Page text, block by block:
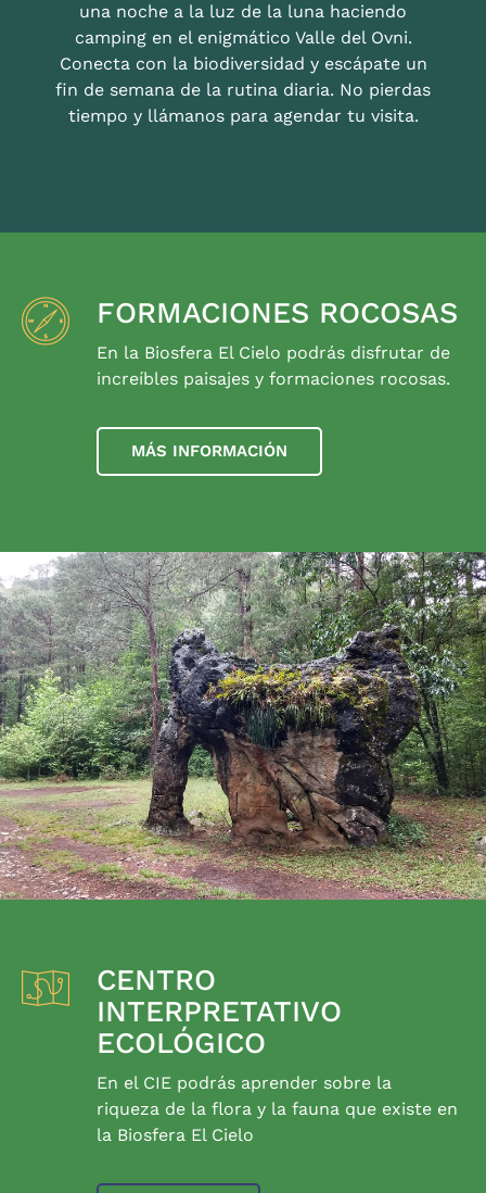
una noche a la luz de la luna haciendo
camping en el enigmático Valle del Ovni.
Conecta con la biodiversidad y escápate un
fin de semana de la rutina diaria. No pierdas
tiempo y llámanos para agendar tu visita.
FORMACIONES ROCOSAS
En la Biosfera El Cielo podrás disfrutar de
increíbles paisajes y formaciones rocosas.
MÁS INFORMACIÓN
CENTRO
INTERPRETATIVO
ECOLÓGICO
En el CIE podrás aprender sobre la
riqueza de la flora y la fauna que existe en
la Biosfera El Cielo